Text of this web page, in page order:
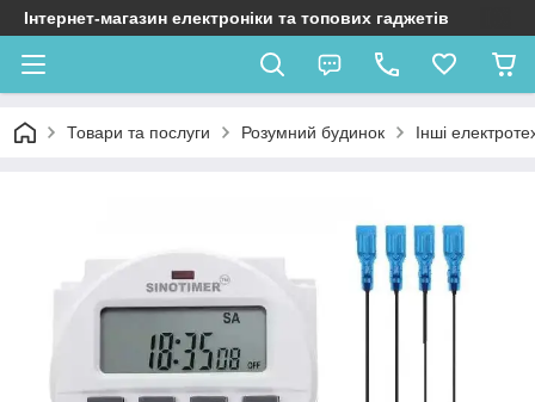
Інтернет-магазин електроніки та топових гаджетів
Товари та послуги Розумний будинок Інші